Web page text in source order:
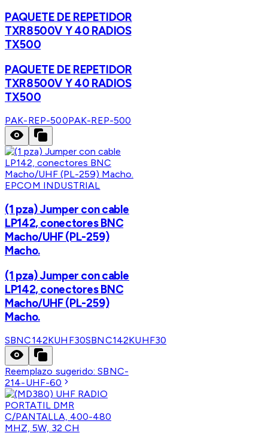
PAQUETE DE REPETIDOR
TXR8500V Y 40 RADIOS
TX500
PAQUETE DE REPETIDOR
TXR8500V Y 40 RADIOS
TX500
PAK-REP-500PAK-REP-500
EPCOM INDUSTRIAL
(1 pza) Jumper con cable
LP142, conectores BNC
Macho/UHF (PL-259)
Macho.
(1 pza) Jumper con cable
LP142, conectores BNC
Macho/UHF (PL-259)
Macho.
SBNC142KUHF30SBNC142KUHF30
Reemplazo sugerido:SBNC-
214-UHF-60